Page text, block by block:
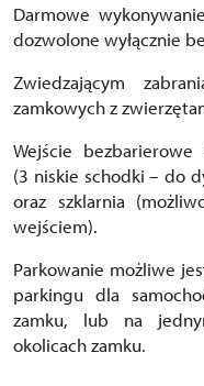
Darmowe
dozwolone wyłącznie
Zwiedzającym
zamkowych z
Wejście
(3 niskie schodki – do
oraz szklarnia
wejściem).
Parkowanie możliwe
parkingu dla
zamku, lub na
okolicach zamku.